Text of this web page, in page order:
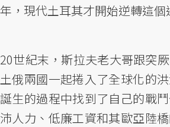
年，現代土耳其才開始逆轉這個
20世紀末，斯拉夫老大哥跟突
土俄兩國一起捲入了全球化的
誕生的過程中找到了自己的戰
沛人力、低廉工資和其歐亞陸